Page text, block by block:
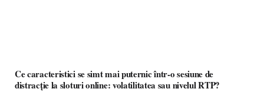
Ce caracteristici se simt mai puternic într-o sesiune de
distracție la sloturi online: volatilitatea sau nivelul RTP?